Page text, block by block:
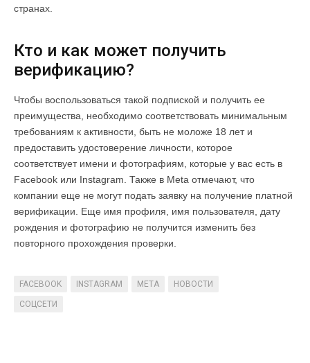
странах.
Кто и как может получить
верификацию?
Чтобы воспользоваться такой подпиской и получить ее
преимущества, необходимо соответствовать минимальным
требованиям к активности, быть не моложе 18 лет и
предоставить удостоверение личности, которое
соответствует имени и фотографиям, которые у вас есть в
Facebook или Instagram. Также в Meta отмечают, что
компании еще не могут подать заявку на получение платной
верификации. Еще имя профиля, имя пользователя, дату
рождения и фотографию не получится изменить без
повторного прохождения проверки.
FACEBOOK INSTAGRAM META НОВОСТИ
СОЦСЕТИ